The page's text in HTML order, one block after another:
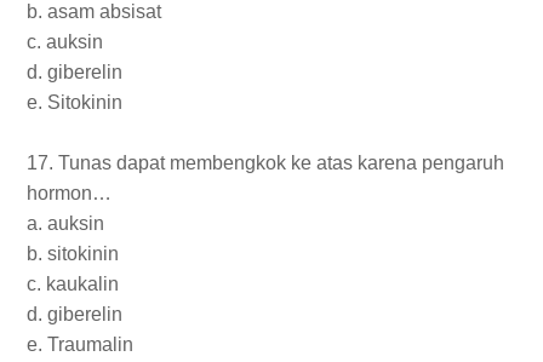
b. asam absisat
c. auksin
d. giberelin
e. Sitokinin
17. Tunas dapat membengkok ke atas karena pengaruh
hormon…
a. auksin
b. sitokinin
c. kaukalin
d. giberelin
e. Traumalin